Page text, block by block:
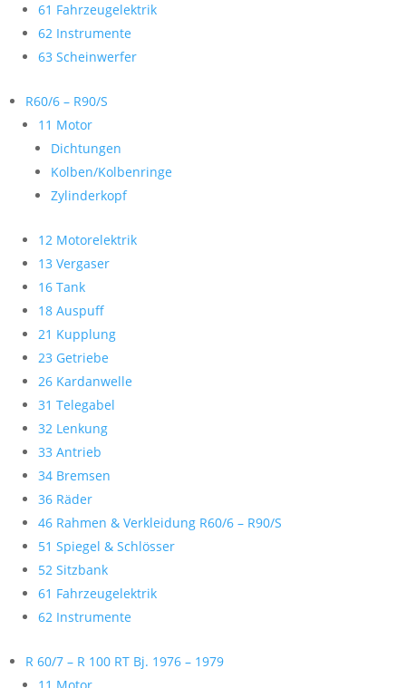
61 Fahrzeugelektrik
62 Instrumente
63 Scheinwerfer
R60/6 – R90/S
11 Motor
Dichtungen
Kolben/Kolbenringe
Zylinderkopf
12 Motorelektrik
13 Vergaser
16 Tank
18 Auspuff
21 Kupplung
23 Getriebe
26 Kardanwelle
31 Telegabel
32 Lenkung
33 Antrieb
34 Bremsen
36 Räder
46 Rahmen & Verkleidung R60/6 – R90/S
51 Spiegel & Schlösser
52 Sitzbank
61 Fahrzeugelektrik
62 Instrumente
R 60/7 – R 100 RT Bj. 1976 – 1979